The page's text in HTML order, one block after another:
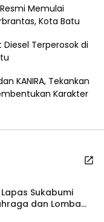
Memulai
Kota Batu
Diesel Terperosok di
KANIRA, Tekankan
Karakter
Lapas Sukabumi
dan Lomba